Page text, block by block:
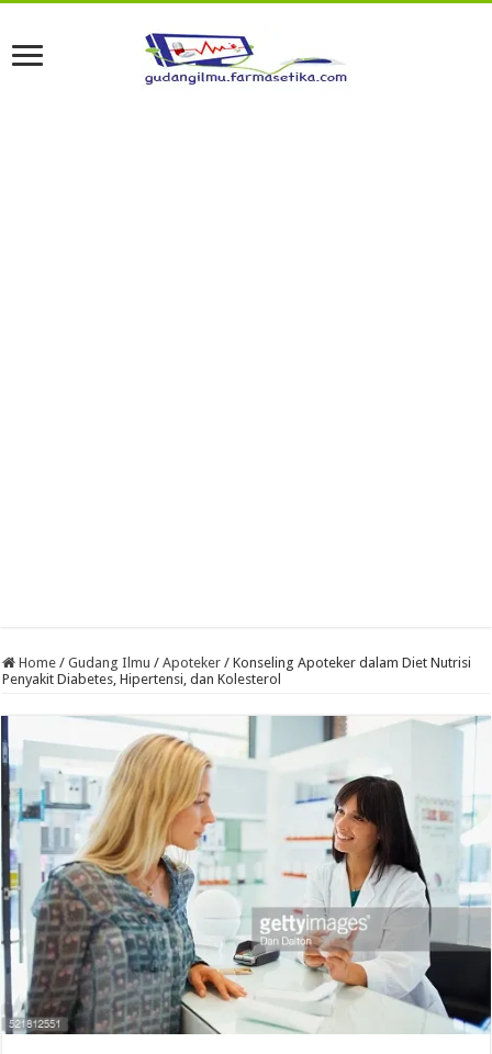
Home / Gudang Ilmu / Apoteker / Konseling Apoteker dalam Diet Nutrisi
Penyakit Diabetes, Hipertensi, dan Kolesterol